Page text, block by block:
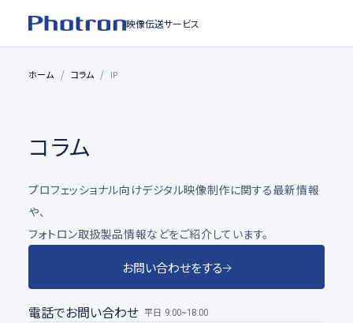
映像伝送サービス
ホーム コラム IP
コラム
プロフェッショナル向けデジタル映像制作に関する最新情報
や、
フォトロン取扱製品情報などをご紹介しています。
お問い合わせをする
電話でお問い合わせ 平日 9:00~18:00